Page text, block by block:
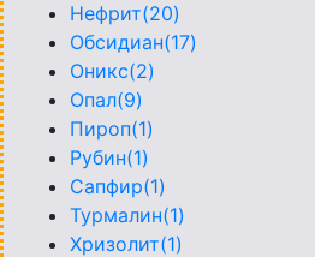
Нефрит(20)
Обсидиан(17)
Оникс(2)
Опал(9)
Пироп(1)
Рубин(1)
Сапфир(1)
Турмалин(1)
Хризолит(1)